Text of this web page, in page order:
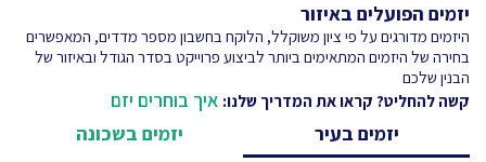
יזמים הפועלים באיזור
היזמים מדורגים על פי ציון משוקלל, הלוקח בחשבון מספר מדדים, המאפשרים
בחירה של היזמים המתאימים ביותר לביצוע פרוייקט בסדר הגודל ובאיזור של
הבנין שלכם
קשה להחליט? קראו את המדריך שלנו: איך בוחרים יזם
יזמים בעיר
יזמים בשכונה